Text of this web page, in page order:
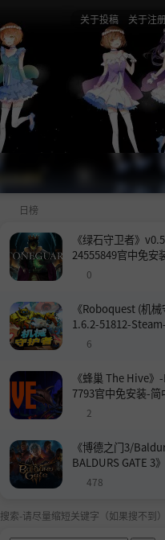
关于投稿 关于注
日榜
《绿石守卫者》
24555849官中免安
0
《Roboquest (机
1.6.2-51812-
机版官中简体
6
《蜂巢 The Hive
7793官中免安装-简
2
《博德之门3/
BALDURS GATE 3
8727-Build
478
搜索-请尽量缩短关键字（如果搜不到）